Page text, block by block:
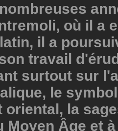
où il a
il a
travail
surtout sur
le
oriental, la
Moyen Âge et